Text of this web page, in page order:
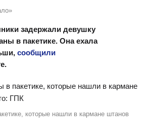
задержали девушку
в пакетике. Она ехала
сообщили
которые нашли в кармане штанов